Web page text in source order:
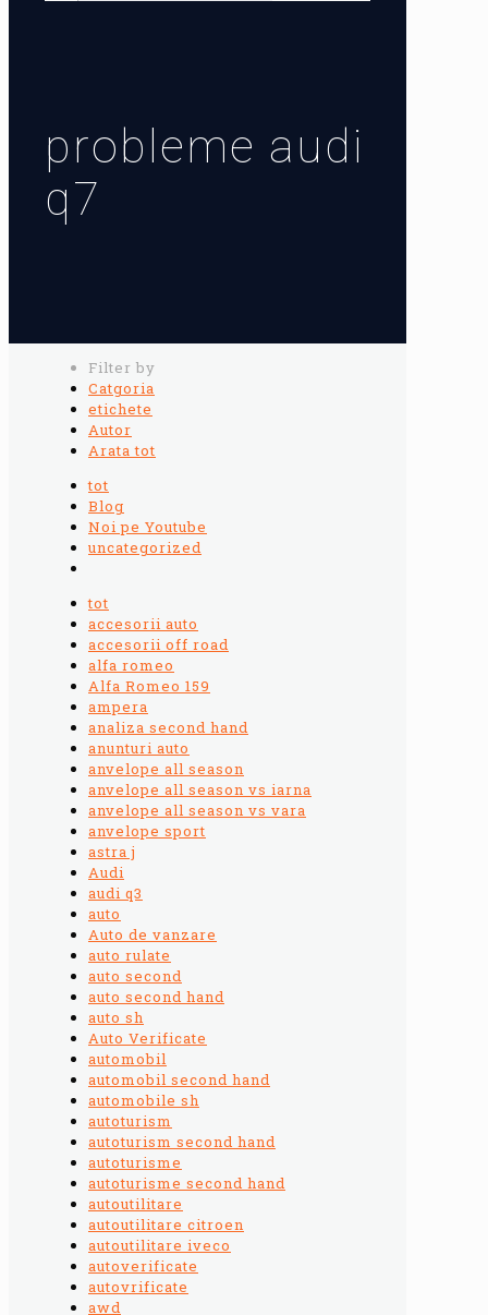
probleme audi
q7
Filter by
Catgoria
etichete
Autor
Arata tot
tot
Blog
Noi pe Youtube
uncategorized
tot
accesorii auto
accesorii off road
alfa romeo
Alfa Romeo 159
ampera
analiza second hand
anunturi auto
anvelope all season
anvelope all season vs iarna
anvelope all season vs vara
anvelope sport
astra j
Audi
audi q3
auto
Auto de vanzare
auto rulate
auto second
auto second hand
auto sh
Auto Verificate
automobil
automobil second hand
automobile sh
autoturism
autoturism second hand
autoturisme
autoturisme second hand
autoutilitare
autoutilitare citroen
autoutilitare iveco
autoverificate
autovrificate
awd